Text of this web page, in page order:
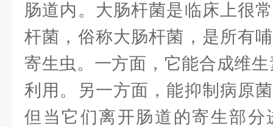
肠道内。大肠杆菌是临床上很
杆菌，俗称大肠杆菌，是所有
寄生虫。一方面，它能合成维
利用。另一方面，能抑制病原
但当它们离开肠道的寄生部分